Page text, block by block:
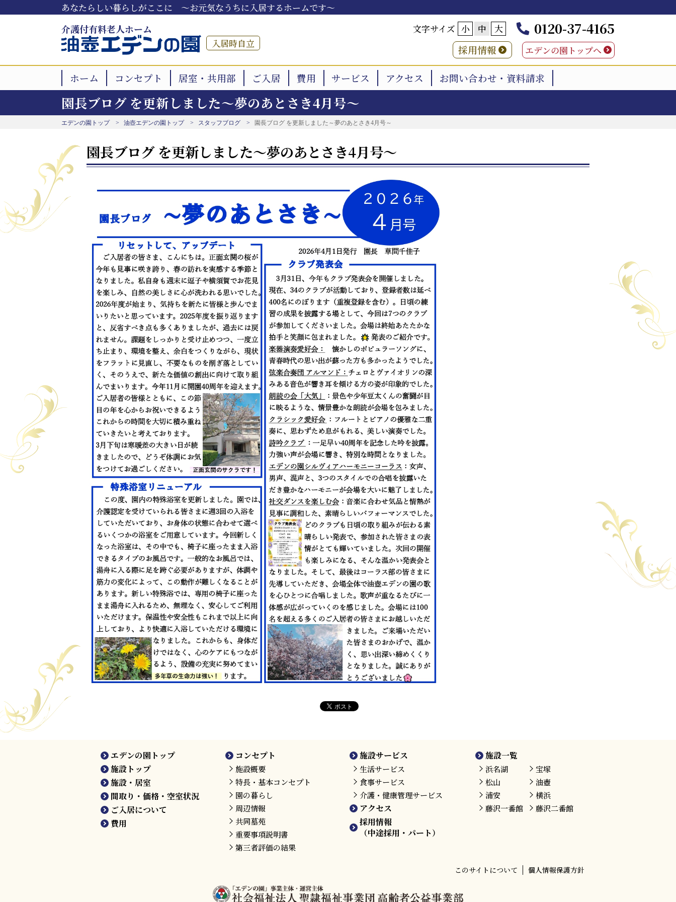
あなたらしい暮らしがここに ～お元気なうちに入居するホームです～
介護付有料老人ホーム
入居時自立
文字サイズ 小 中 大 0120-37-4165
採用情報 エデンの園トップへ
ホーム コンセプト 居室・共用部 ご入居 費用 サービス アクセス お問い合わせ・資料請求
園長ブログ を更新しました～夢のあとさき4月号～
エデンの園トップ 油壺エデンの園トップ スタッフブログ 園長ブログ を更新しました～夢のあとさき4月号～
園長ブログ を更新しました～夢のあとさき4月号～
エデンの園トップ
施設トップ
施設・居室
間取り・価格・空室状況
ご入居について
費用
コンセプト
施設概要
特長・基本コンセプト
園の暮らし
周辺情報
共同墓苑
重要事項説明書
第三者評価の結果
施設サービス
生活サービス
食事サービス
介護・健康管理サービス
アクセス
採用情報
（中途採用・パート）
施設一覧
浜名湖
宝塚
松山
油壺
浦安
横浜
藤沢一番館 藤沢二番館
このサイトについて 個人情報保護方針